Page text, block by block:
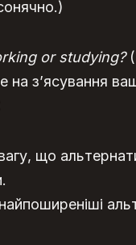
or studying?
на з’ясування
що